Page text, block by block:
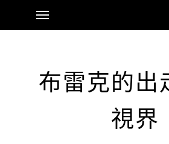
布雷克的出
視界